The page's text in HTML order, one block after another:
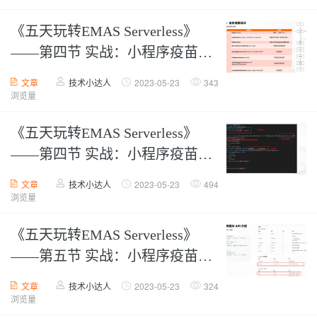
《五天玩转EMAS Serverless》
——第四节 实战：小程序疫苗预
约-云函数【中】
文章 技术小达人 2023-05-23
343
浏览量
《五天玩转EMAS Serverless》
——第四节 实战：小程序疫苗预
约-云函数【下】
文章 技术小达人 2023-05-23
494
浏览量
《五天玩转EMAS Serverless》
——第五节 实战：小程序疫苗预
约-文件存储与云调用【上】
文章 技术小达人 2023-05-23
324
浏览量